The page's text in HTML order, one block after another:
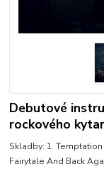
Debutové
rockového
Skladby: 1.
Fairytale And Back